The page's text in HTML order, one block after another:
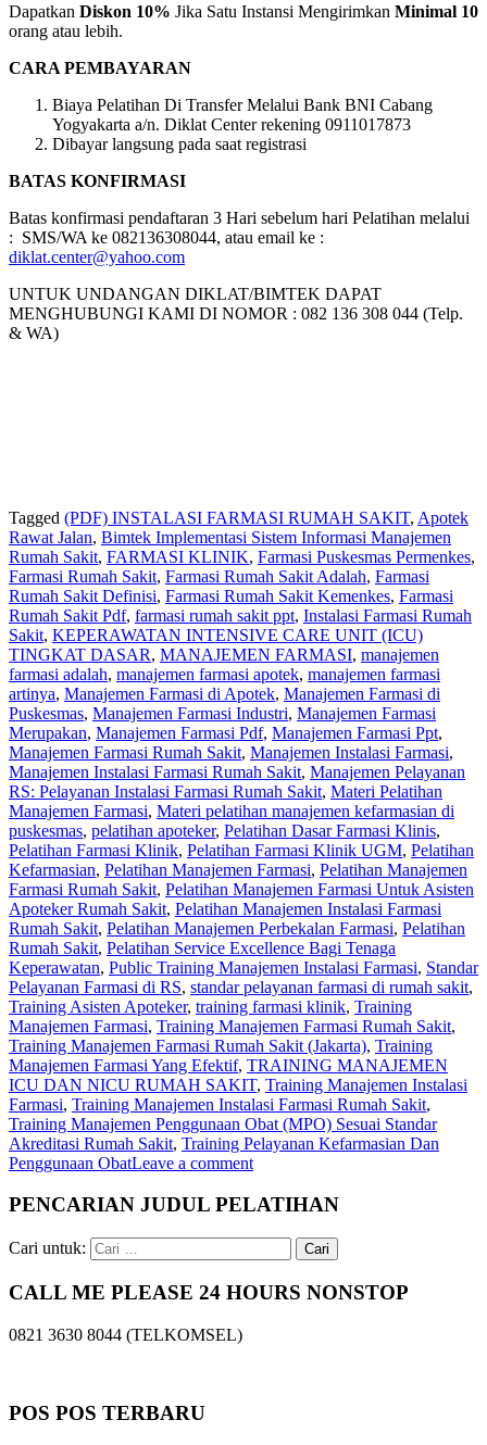
Dapatkan Diskon 10% Jika Satu Instansi Mengirimkan Minimal 10
orang atau lebih.
CARA PEMBAYARAN
Biaya Pelatihan Di Transfer Melalui Bank BNI Cabang
Yogyakarta a/n. Diklat Center rekening 0911017873
Dibayar langsung pada saat registrasi
BATAS KONFIRMASI
Batas konfirmasi pendaftaran 3 Hari sebelum hari Pelatihan melalui
: SMS/WA ke 082136308044, atau email ke :
diklat.center@yahoo.com
UNTUK UNDANGAN DIKLAT/BIMTEK DAPAT
MENGHUBUNGI KAMI DI NOMOR : 082 136 308 044 (Telp.
& WA)
Tagged (PDF) INSTALASI FARMASI RUMAH SAKIT, Apotek
Rawat Jalan, Bimtek Implementasi Sistem Informasi Manajemen
Rumah Sakit, FARMASI KLINIK, Farmasi Puskesmas Permenkes,
Farmasi Rumah Sakit, Farmasi Rumah Sakit Adalah, Farmasi
Rumah Sakit Definisi, Farmasi Rumah Sakit Kemenkes, Farmasi
Rumah Sakit Pdf, farmasi rumah sakit ppt, Instalasi Farmasi Rumah
Sakit, KEPERAWATAN INTENSIVE CARE UNIT (ICU)
TINGKAT DASAR, MANAJEMEN FARMASI, manajemen
farmasi adalah, manajemen farmasi apotek, manajemen farmasi
artinya, Manajemen Farmasi di Apotek, Manajemen Farmasi di
Puskesmas, Manajemen Farmasi Industri, Manajemen Farmasi
Merupakan, Manajemen Farmasi Pdf, Manajemen Farmasi Ppt,
Manajemen Farmasi Rumah Sakit, Manajemen Instalasi Farmasi,
Manajemen Instalasi Farmasi Rumah Sakit, Manajemen Pelayanan
RS: Pelayanan Instalasi Farmasi Rumah Sakit, Materi Pelatihan
Manajemen Farmasi, Materi pelatihan manajemen kefarmasian di
puskesmas, pelatihan apoteker, Pelatihan Dasar Farmasi Klinis,
Pelatihan Farmasi Klinik, Pelatihan Farmasi Klinik UGM, Pelatihan
Kefarmasian, Pelatihan Manajemen Farmasi, Pelatihan Manajemen
Farmasi Rumah Sakit, Pelatihan Manajemen Farmasi Untuk Asisten
Apoteker Rumah Sakit, Pelatihan Manajemen Instalasi Farmasi
Rumah Sakit, Pelatihan Manajemen Perbekalan Farmasi, Pelatihan
Rumah Sakit, Pelatihan Service Excellence Bagi Tenaga
Keperawatan, Public Training Manajemen Instalasi Farmasi, Standar
Pelayanan Farmasi di RS, standar pelayanan farmasi di rumah sakit,
Training Asisten Apoteker, training farmasi klinik, Training
Manajemen Farmasi, Training Manajemen Farmasi Rumah Sakit,
Training Manajemen Farmasi Rumah Sakit (Jakarta), Training
Manajemen Farmasi Yang Efektif, TRAINING MANAJEMEN
ICU DAN NICU RUMAH SAKIT, Training Manajemen Instalasi
Farmasi, Training Manajemen Instalasi Farmasi Rumah Sakit,
Training Manajemen Penggunaan Obat (MPO) Sesuai Standar
Akreditasi Rumah Sakit, Training Pelayanan Kefarmasian Dan
Penggunaan ObatLeave a comment
PENCARIAN JUDUL PELATIHAN
Cari untuk:
CALL ME PLEASE 24 HOURS NONSTOP
0821 3630 8044 (TELKOMSEL)
POS POS TERBARU